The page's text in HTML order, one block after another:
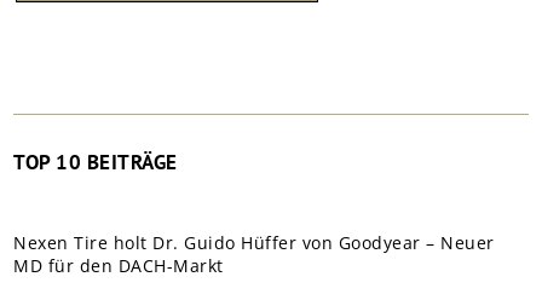
TOP 10 BEITRÄGE
Nexen Tire holt Dr. Guido Hüffer von Goodyear – Neuer
MD für den DACH-Markt